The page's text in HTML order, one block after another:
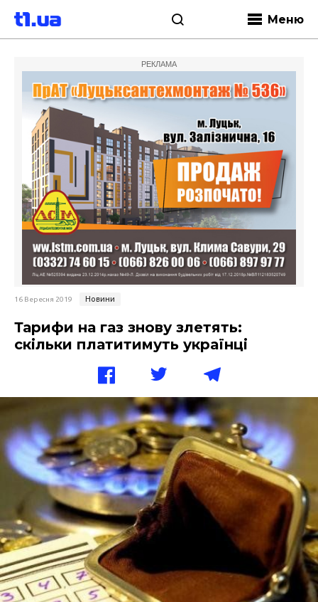
Меню
РЕКЛАМА
16 Вересня 2019 Новини
Тарифи на газ знову злетять:
скільки платитимуть українці